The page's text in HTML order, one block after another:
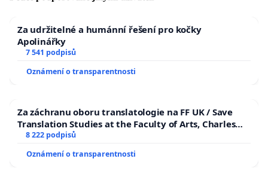
Za udržitelné a humánní řešení pro kočky
Apolinářky
7 541 podpisů
Oznámení o transparentnosti
Za záchranu oboru translatologie na FF UK / Save
Translation Studies at the Faculty of Arts, Charles
University
8 222 podpisů
Oznámení o transparentnosti